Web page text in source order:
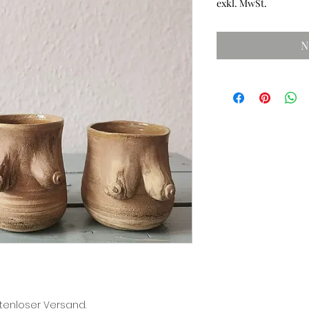
Versand.
exkl. MwSt.